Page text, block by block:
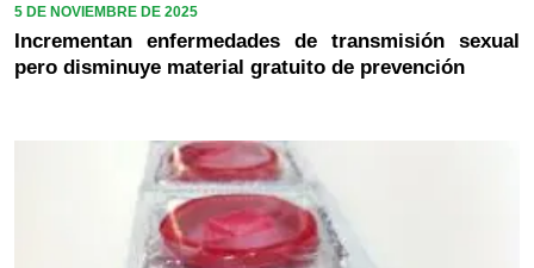
5 DE NOVIEMBRE DE 2025
Incrementan enfermedades de transmisión sexual
pero disminuye material gratuito de prevención